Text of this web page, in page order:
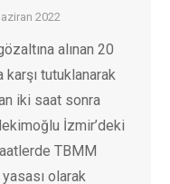
2022
alınan 20
karşı tutuklanarak
iki saat sonra
İzmir’deki
TBMM
olarak